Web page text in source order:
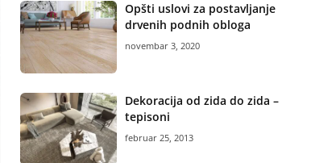
Opšti uslovi za postavljanje
drvenih podnih obloga
novembar 3, 2020
Dekoracija od zida do zida –
tepisoni
februar 25, 2013